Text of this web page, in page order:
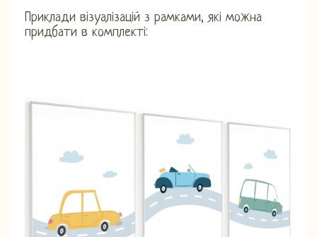
Приклади візуалізацій з рамками, які можна
придбати в комплекті: